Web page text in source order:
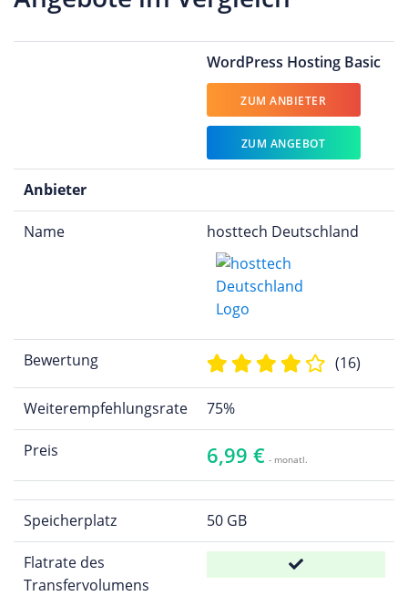
WordPress Hosting Basic
ZUM ANBIETER
ZUM ANGEBOT
Anbieter
Name hosttech Deutschland
Bewertung (16)
Weiterempfehlungsrate 75%
Preis 6,99 € - monatl.
Speicherplatz 50 GB
Flatrate des
Transfervolumens